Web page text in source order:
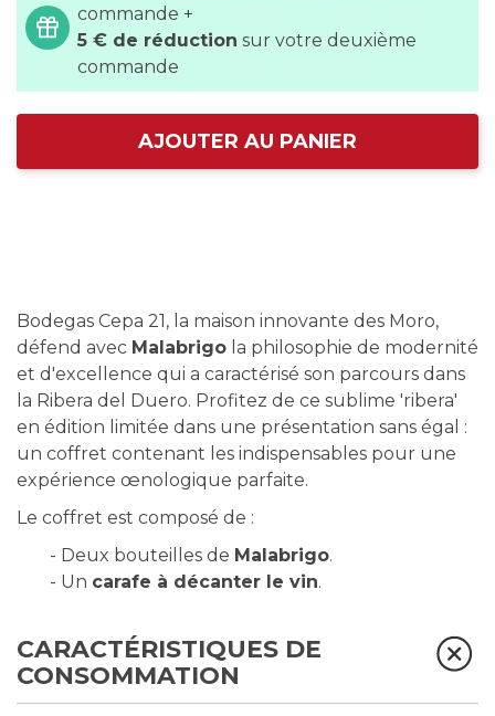
commande +
5 € de réduction sur votre deuxième
commande
AJOUTER AU PANIER
Bodegas Cepa 21, la maison innovante des Moro,
défend avec Malabrigo la philosophie de modernité
et d'excellence qui a caractérisé son parcours dans
la Ribera del Duero. Profitez de ce sublime 'ribera'
en édition limitée dans une présentation sans égal :
un coffret contenant les indispensables pour une
expérience œnologique parfaite.
Le coffret est composé de :
- Deux bouteilles de Malabrigo.
- Un carafe à décanter le vin.
CARACTÉRISTIQUES DE
CONSOMMATION